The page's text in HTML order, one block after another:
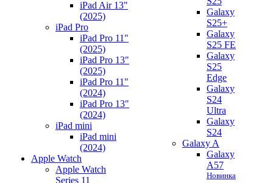
iPad Air 13"
(2025)
iPad Pro
iPad Pro 11"
(2025)
iPad Pro 13"
(2025)
iPad Pro 11"
(2024)
iPad Pro 13"
(2024)
iPad mini
iPad mini
(2024)
Apple Watch
Apple Watch
Series 11
Galaxy
S25+
Galaxy
S25 FE
Galaxy
S25
Edge
Galaxy
S24
Ultra
Galaxy
S24
Galaxy A
Galaxy
A57
Новинка